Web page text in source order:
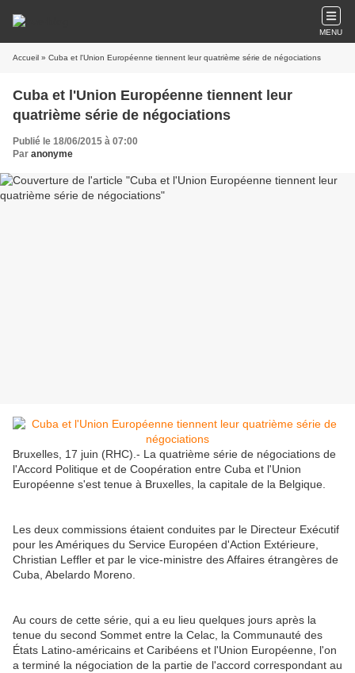
MENU
Accueil » Cuba et l'Union Européenne tiennent leur quatrième série de négociations
Cuba et l'Union Européenne tiennent leur
quatrième série de négociations
Publié le 18/06/2015 à 07:00
Par anonyme
Bruxelles, 17 juin (RHC).- La quatrième série de négociations de
l'Accord Politique et de Coopération entre Cuba et l'Union
Européenne s'est tenue à Bruxelles, la capitale de la Belgique.
Les deux commissions étaient conduites par le Directeur Exécutif
pour les Amériques du Service Européen d'Action Extérieure,
Christian Leffler et par le vice-ministre des Affaires étrangères de
Cuba, Abelardo Moreno.
Au cours de cette série, qui a eu lieu quelques jours après la
tenue du second Sommet entre la Celac, la Communauté des
États Latino-américains et Caribéens et l'Union Européenne, l'on
a terminé la négociation de la partie de l'accord correspondant au